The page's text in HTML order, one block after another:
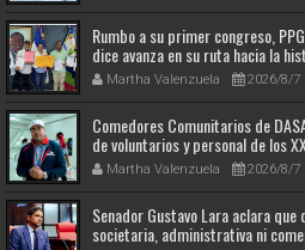
Rumbo a su primer congreso,
dice avanza en su ruta hacia la
Martha Valenzuela 2026/8/7
Comedores Comunitarios de
de voluntarios y personal de los
Caribe Santo Domingo 2026
Martha Valenzuela 2026/8/7
Senador Gustavo Lara aclara
societaria, administrativa ni